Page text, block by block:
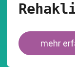
mehr